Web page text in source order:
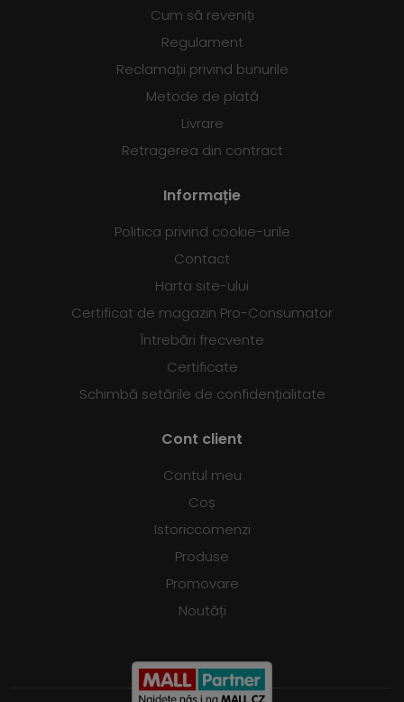
Cum să reveniți
Regulament
Reclamații privind bunurile
Metode de plată
Livrare
Retragerea din contract
Informație
Politica privind cookie-urile
Contact
Harta site-ului
Certificat de magazin Pro-Consumator
Întrebări frecvente
Certificate
Schimbă setările de confidențialitate
Cont client
Contul meu
Coș
Istoriccomenzi
Produse
Promovare
Noutăți